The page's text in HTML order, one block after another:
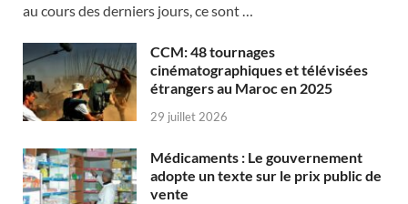
au cours des derniers jours, ce sont …
CCM: 48 tournages
cinématographiques et télévisées
étrangers au Maroc en 2025
29 juillet 2026
Médicaments : Le gouvernement
adopte un texte sur le prix public de
vente